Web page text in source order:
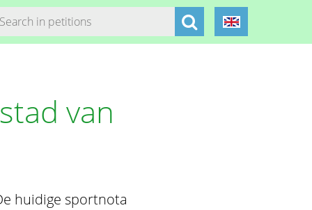
van
huidige sportnota